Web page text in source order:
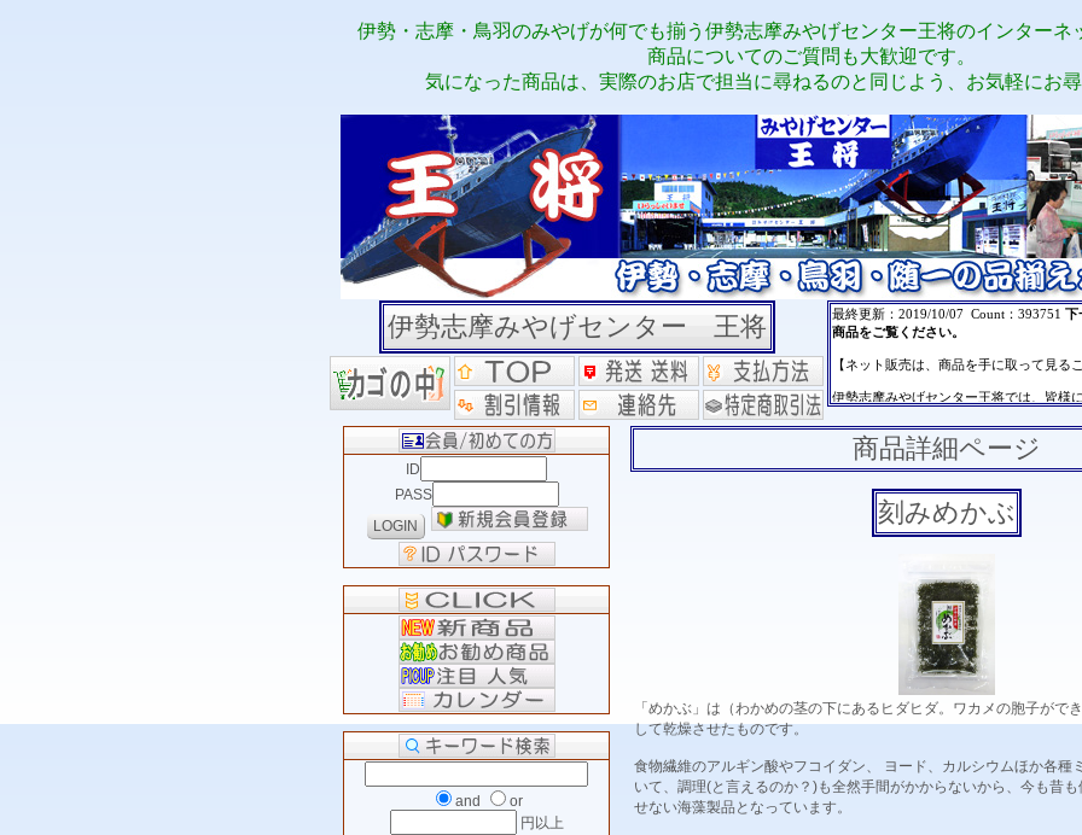
伊勢・志摩・鳥羽のみやげが何でも揃う伊勢志摩みやげセンター王将のインターネ
商品についてのご質問も大歓迎です。
気になった商品は、実際のお店で担当に尋ねるのと同じよう、お気軽にお
伊勢志摩みやげセンター 王将
ID
PASS
and
or
円以上
商品詳細ページ
刻みめかぶ
「めかぶ」は（わかめの茎の下にあるヒダヒダ。ワカメの胞子がで
して乾燥させたものです。
食物繊維のアルギン酸やフコイダン、 ヨード、カルシウムほか各種
いて、調理(と言えるのか？)も全然手間がかからないから、今も昔
せない海藻製品となっています。